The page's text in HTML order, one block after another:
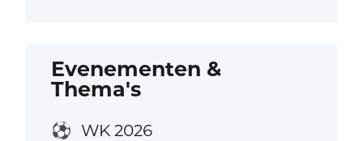
Evenementen &
Thema's
⚽ WK 2026